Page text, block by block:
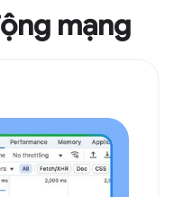
mạng